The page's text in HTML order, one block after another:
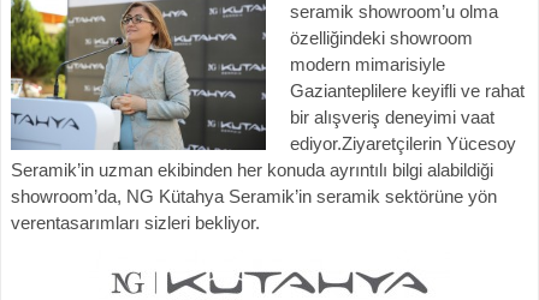
seramik showroom’u olma
özelliğindeki showroom
modern mimarisiyle
Gazianteplilere keyifli ve rahat
bir alışveriş deneyimi vaat
ediyor.Ziyaretçilerin Yücesoy
Seramik’in uzman ekibinden her konuda ayrıntılı bilgi alabildiği
showroom’da, NG Kütahya Seramik’in seramik sektörüne yön
verentasarımları sizleri bekliyor.